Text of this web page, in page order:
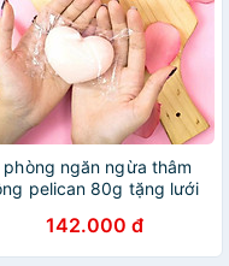
phòng ngăn ngừa thâm
pelican 80g tặng lưới
142.000 đ